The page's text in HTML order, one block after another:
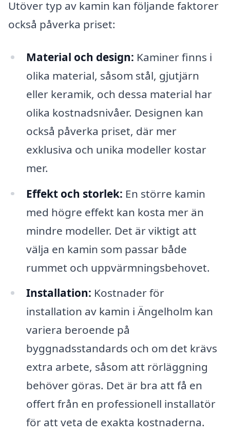
Utöver typ av kamin kan följande faktorer
också påverka priset:
Material och design: Kaminer finns i
olika material, såsom stål, gjutjärn
eller keramik, och dessa material har
olika kostnadsnivåer. Designen kan
också påverka priset, där mer
exklusiva och unika modeller kostar
mer.
Effekt och storlek: En större kamin
med högre effekt kan kosta mer än
mindre modeller. Det är viktigt att
välja en kamin som passar både
rummet och uppvärmningsbehovet.
Installation: Kostnader för
installation av kamin i Ängelholm kan
variera beroende på
byggnadsstandards och om det krävs
extra arbete, såsom att rörläggning
behöver göras. Det är bra att få en
offert från en professionell installatör
för att veta de exakta kostnaderna.